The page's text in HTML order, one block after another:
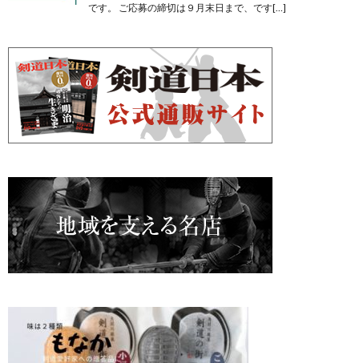
です。 ご応募の締切は９月末日まで、です[…]